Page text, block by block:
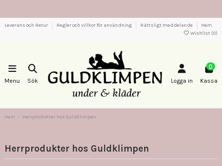
Leverans och Retur Regler och villkor för användning Rättsligt meddelande
Hem
Wishlist (0)
Menu Sök Logga in
0
Kassa
Hem Herrprodukter hos Guldklimpen
Herrprodukter hos Guldklimpen